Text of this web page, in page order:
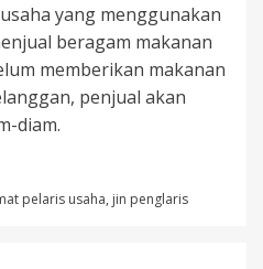
yang menggunakan
beragam makanan
memberikan makanan
penjual akan
diam.
pelaris usaha, jin penglaris